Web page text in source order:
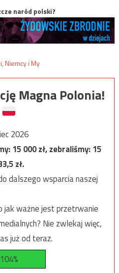
naród polski?
Magna Polonia!
2026
15 000zł, zebraliśmy:15
zł.
dalszego wsparcia naszej
jak ważne jest przetrwanie
Nie zwlekaj więc,
już od teraz.
104%